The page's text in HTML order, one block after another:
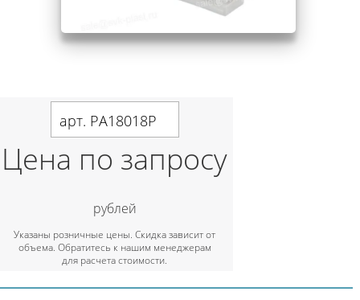
арт. PA18018P
Цена по запросу
рублей
Указаны розничные цены. Скидка зависит от
объема. Обратитесь к нашим менеджерам
для расчета стоимости.